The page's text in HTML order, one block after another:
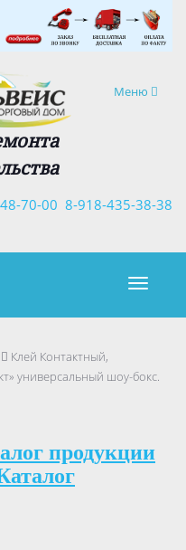
Навигация
Меню
8-918-435-38-38
70-00
×
Клей Контактный,
универсальный шоу-бокс.
продукции